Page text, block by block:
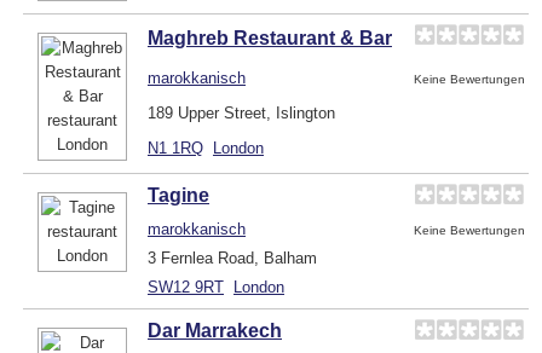
Maghreb Restaurant & Bar
marokkanisch Keine Bewertungen
189 Upper Street, Islington
N1 1RQ London
Tagine
marokkanisch Keine Bewertungen
3 Fernlea Road, Balham
SW12 9RT London
Dar Marrakech